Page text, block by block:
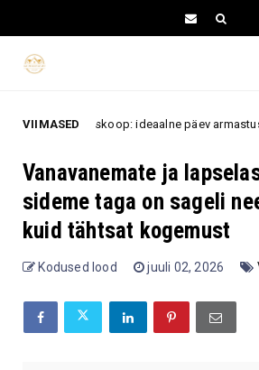
VIIMASED
horoskoop: ideaalne päev armastuseks ja
Vanavanemate ja
sideme taga on sageli
kuid tähtsat kogemust
Kodused lood juuli 02, 2026